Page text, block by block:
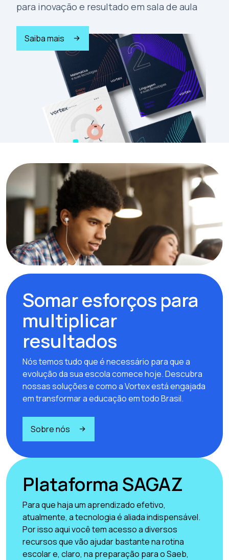
para inovação e resultado em sala de aula
Saiba mais
Somar esforços para
multiplicar
resultados
Nós temos tudo que é necessário para que a
evolução da sua escola comece hoje. Descubra
nossas soluções e como a Vortex está engajada
em transformar a educação em todo Brasil.
Sobre nós
Plataforma SAGAZ
Para que haja um aprendizado efetivo,
atualmente, a tecnologia é aliada indispensável.
Por isso aqui você tem acesso a diversos
recursos que vão ajudar bastante na rotina
escolar e, claro, na preparação para o Saeb,